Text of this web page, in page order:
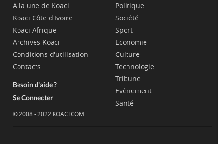
A la une de Koaci
Koaci Côte d'Ivoire
Koaci Afrique
Archives Koaci
Conditions d'utilisation
Contacts
Besoin d'aide ?
Se Connecter
© 2008 - 2022 KOACI.COM
Politique
Société
Sport
Economie
Culture
Technologie
Tribune
Evènement
Santé